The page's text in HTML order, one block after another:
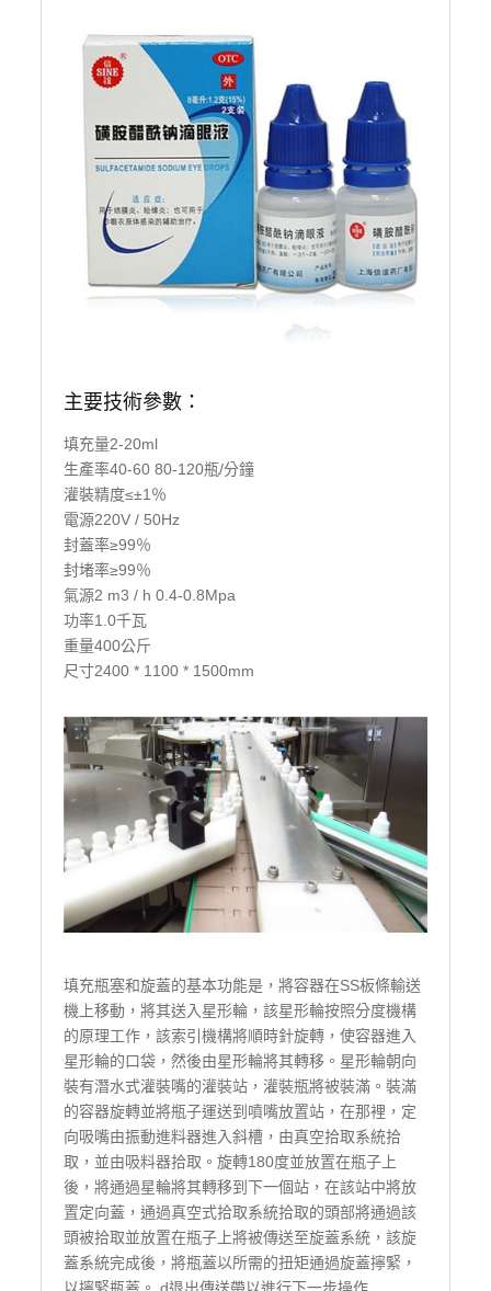
主要技術參數：
填充量2-20ml
生產率40-60 80-120瓶/分鐘
灌裝精度≤±1％
電源220V / 50Hz
封蓋率≥99％
封堵率≥99％
氣源2 m3 / h 0.4-0.8Mpa
功率1.0千瓦
重量400公斤
尺寸2400 * 1100 * 1500mm
填充瓶塞和旋蓋的基本功能是，將容器在SS板條輸送
機上移動，將其送入星形輪，該星形輪按照分度機構
的原理工作，該索引機構將順時針旋轉，使容器進入
星形輪的口袋，然後由星形輪將其轉移。星形輪朝向
裝有潛水式灌裝嘴的灌裝站，灌裝瓶將被裝滿。裝滿
的容器旋轉並將瓶子運送到噴嘴放置站，在那裡，定
向吸嘴由振動進料器進入斜槽，由真空拾取系統拾
取，並由吸料器拾取。旋轉180度並放置在瓶子上
後，將通過星輪將其轉移到下一個站，在該站中將放
置定向蓋，通過真空式拾取系統拾取的頭部將通過該
頭被拾取並放置在瓶子上將被傳送至旋蓋系統，該旋
蓋系統完成後，將瓶蓋以所需的扭矩通過旋蓋擰緊，